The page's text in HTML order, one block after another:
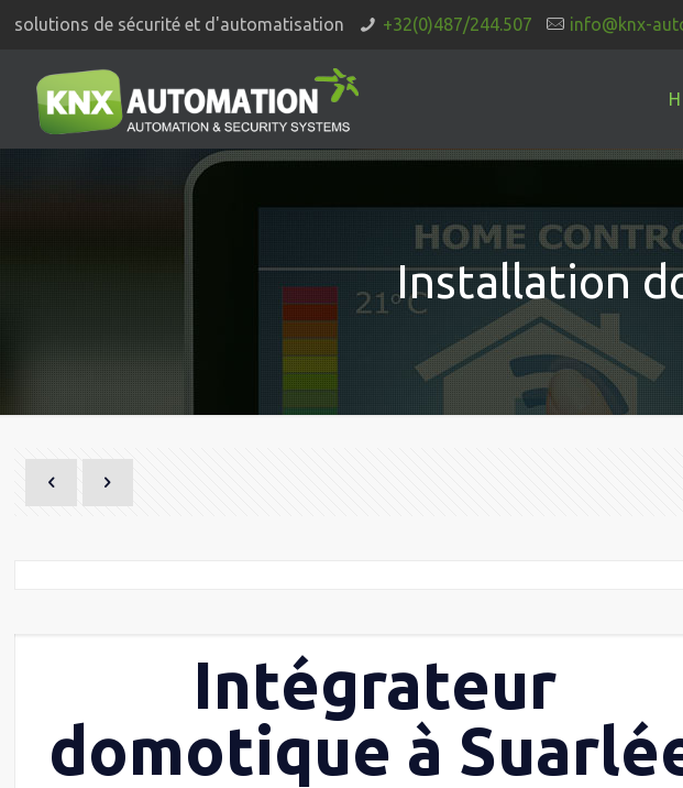
solutions de sécurité et d'automatisation +32(0)487/244.507 info@knx-
Installation
Intégrateur
domotique à